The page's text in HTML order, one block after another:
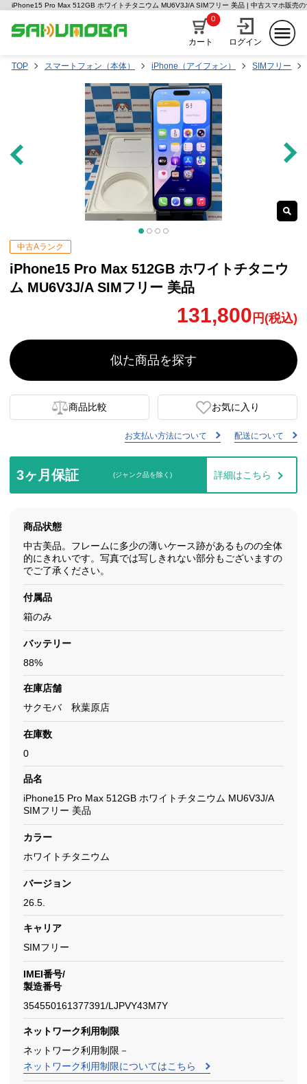
iPhone15 Pro Max 512GB ホワイトチタニウム MU6V3J/A SIMフリー 美品 | 中古スマホ販売の
カート
0
ログイン
TOP スマートフォン（本体） iPhone（アイフォン） SIMフリー
中古Aランク
iPhone15 Pro Max 512GB ホワイトチタニウ
ム MU6V3J/A SIMフリー 美品
131,800 円(税込)
似た商品を探す
商品比較 お気に入り
お支払い方法について 配送について
3ヶ月保証 (ジャンク品を除く) 詳細はこちら
商品状態
中古美品。フレームに多少の薄いケース跡があるものの全体
的にきれいです。写真では写しきれない部分もございますの
でご了承ください。
付属品
箱のみ
バッテリー
88%
在庫店舗
サクモバ 秋葉原店
在庫数
0
品名
iPhone15 Pro Max 512GB ホワイトチタニウム MU6V3J/A
SIMフリー 美品
カラー
ホワイトチタニウム
バージョン
26.5.
キャリア
SIMフリー
IMEI番号/
製造番号
354550161377391/LJPVY43M7Y
ネットワーク利用制限
ネットワーク利用制限－
ネットワーク利用制限についてはこちら